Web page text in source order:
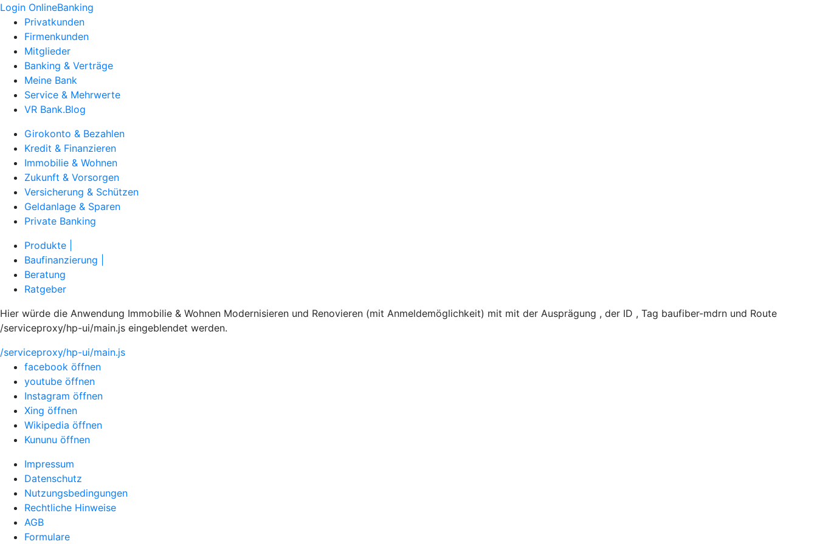
Login OnlineBanking
Privatkunden
Firmenkunden
Mitglieder
Banking & Verträge
Meine Bank
Service & Mehrwerte
VR Bank.Blog
Girokonto & Bezahlen
Kredit & Finanzieren
Immobilie & Wohnen
Zukunft & Vorsorgen
Versicherung & Schützen
Geldanlage & Sparen
Private Banking
Produkte |
Baufinanzierung |
Beratung
Ratgeber
Hier würde die Anwendung Immobilie & Wohnen Modernisieren und Renovieren (mit Anmeldemöglichkeit) mit mit der Ausprägung , der ID , Tag baufiber-mdrn und Route
/serviceproxy/hp-ui/main.js eingeblendet werden.
/serviceproxy/hp-ui/main.js
facebook öffnen
youtube öffnen
Instagram öffnen
Xing öffnen
Wikipedia öffnen
Kununu öffnen
Impressum
Datenschutz
Nutzungsbedingungen
Rechtliche Hinweise
AGB
Formulare